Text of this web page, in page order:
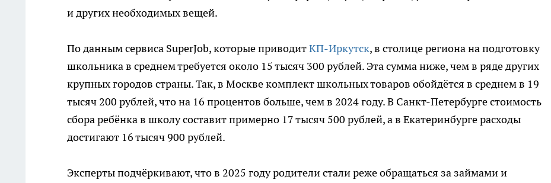
и других необходимых вещей.
По данным сервиса SuperJob, которые приводитКП-Иркутск, в столице региона на подготовку
школьника в среднем требуется около 15 тысяч 300 рублей. Эта сумма ниже, чем в ряде других
крупных городов страны. Так, в Москве комплект школьных товаров обойдётся в среднем в 19
тысяч 200 рублей, что на 16 процентов больше, чем в 2024 году. В Санкт-Петербурге стоимость
сбора ребёнка в школу составит примерно 17 тысяч 500 рублей, а в Екатеринбурге расходы
достигают 16 тысяч 900 рублей.
Эксперты подчёркивают, что в 2025 году родители стали реже обращаться за займами и